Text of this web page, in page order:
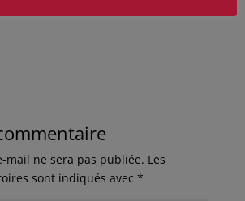
mail ne sera pas publiée. Les
sont indiqués avec *